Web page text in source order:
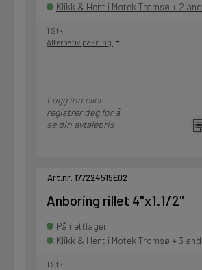
Klikk & Hent i Motek Tromsø + 2
1 Stk
Alternativ pakning
Logg inn eller
registrer deg for å
se din avtalepris
Art.nr. 177224515E02
Anboring rillet 4"x1.1/2"
På nettlager
Klikk & Hent i Motek Tromsø + 3
1 Stk